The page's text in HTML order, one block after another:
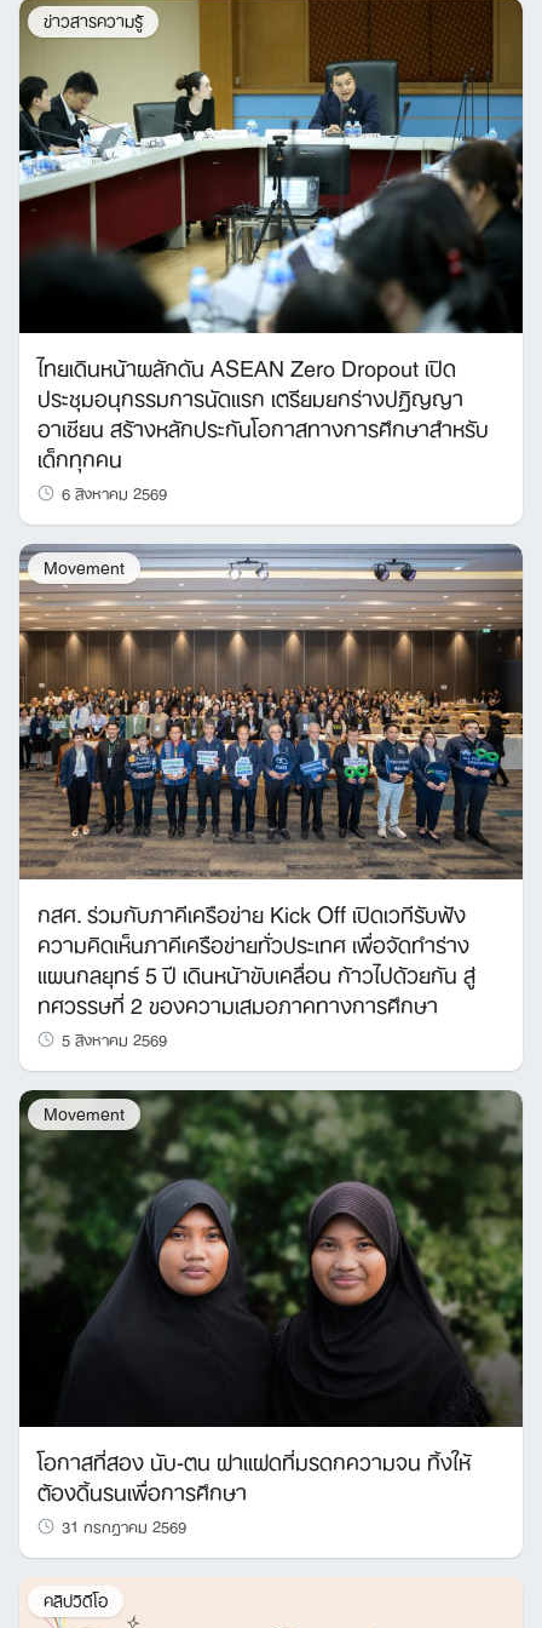
Search
for:
ข่าวสารความรู้
ไทยเดินหน้าผลักดัน ASEAN Zero Dropout เปิด
ประชุมอนุกรรมการนัดแรก เตรียมยกร่างปฏิญญา
อาเซียน สร้างหลักประกันโอกาสทางการศึกษาสำหรับ
เด็กทุกคน
6 สิงหาคม 2569
Movement
กสศ. ร่วมกับภาคีเครือข่าย Kick Off เปิดเวทีรับฟัง
ความคิดเห็นภาคีเครือข่ายทั่วประเทศ เพื่อจัดทำร่าง
แผนกลยุทธ์ 5 ปี เดินหน้าขับเคลื่อน ก้าวไปด้วยกัน สู่
ทศวรรษที่ 2 ของความเสมอภาคทางการศึกษา
5 สิงหาคม 2569
Movement
โอกาสที่สอง นับ-ตน ฝาแฝดที่มรดกความจน ทิ้งให้
ต้องดิ้นรนเพื่อการศึกษา
31 กรกฎาคม 2569
คลิปวิดีโอ